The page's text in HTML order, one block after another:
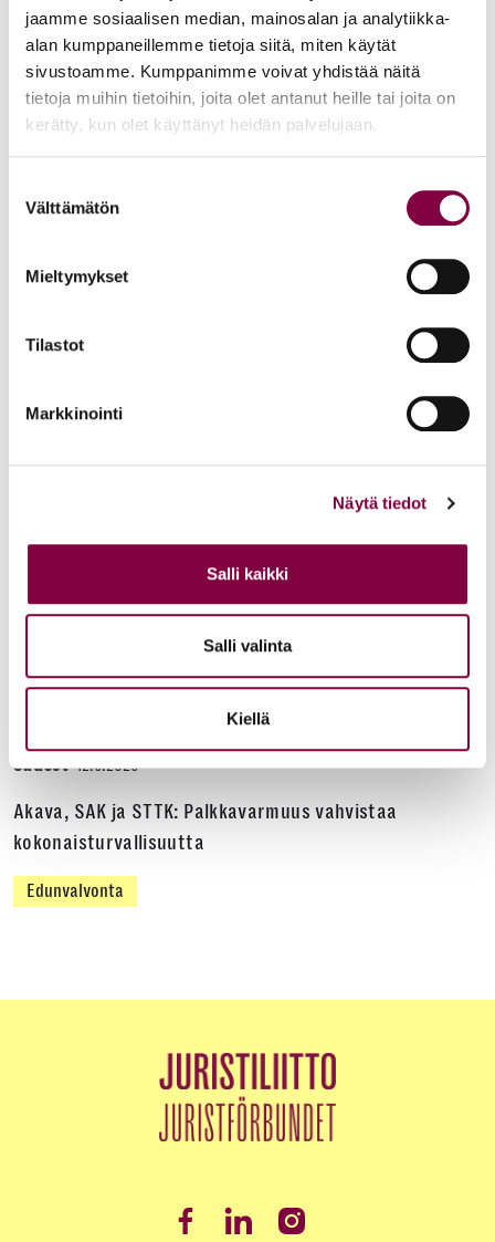
jaamme sosiaalisen median, mainosalan ja analytiikka-
alan kumppaneillemme tietoja siitä, miten käytät
sivustoamme. Kumppanimme voivat yhdistää näitä
tietoja muihin tietoihin, joita olet antanut heille tai joita on
kerätty, kun olet käyttänyt heidän palvelujaan.
valinta
Välttämätön
Mieltymykset
Tilastot
Markkinointi
Näytä tiedot
Salli kaikki
Salli valinta
Kiellä
Lisää uutisia
KAIKKI UUTISET
Työmarkkinat
Uutiset
Helsingin yliopiston ei pidä ratkaista tilakuluja
kustannuksella
Työ- ja virkasuhdeneuvonta palvelee läpi kesän
Juristiliitto
Uutiset 12.6.2026
Akava, SAK ja STTK: Palkkavarmuus vahvistaa
kokonaisturvallisuutta
Edunvalvonta